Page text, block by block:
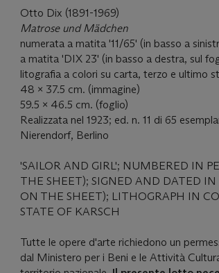
Otto Dix (1891-1969)
Matrose und Mädchen
numerata a matita '11/65' (in basso a
a matita 'DIX 23' (in basso a destra, sul
litografia a colori su carta, terzo e ultimo
48 x 37.5 cm. (immagine)
59.5 x 46.5 cm. (foglio)
Realizzata nel 1923; ed. n. 11 di 65
Nierendorf, Berlino
'SAILOR AND GIRL'; NUMBERED IN
THE SHEET); SIGNED AND DATED IN
ON THE SHEET); LITHOGRAPH IN
STATE OF KARSCH
Tutte le opere d'arte richiedono un
dal Ministero per i Beni e le Attività